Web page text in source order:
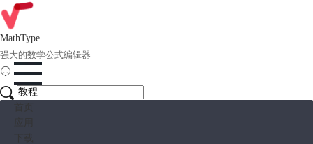
MathType
强大的数学公式编辑器